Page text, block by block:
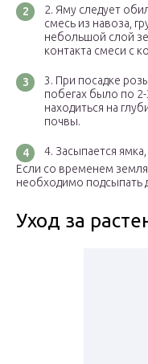
Яму следует
смесь из навоза,
небольшой слой
контакта смеси с
При посадке
побегах было по
находиться на
почвы.
Засыпается
Если со временем
необходимо подсыпать
Уход за